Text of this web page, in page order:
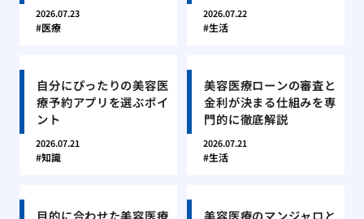
2026.07.23
医療
2026.07.22
生活
自分にぴったりの美容医
療予約アプリを選ぶポイ
ント
2026.07.21
知識
美容医療ローンの審査と
金利が決まる仕組みを専
門的に徹底解説
2026.07.21
生活
目的に合わせた美容医療
美容医療のマンジャロと